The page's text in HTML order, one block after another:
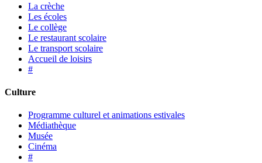
La crèche
Les écoles
Le collège
Le restaurant scolaire
Le transport scolaire
Accueil de loisirs
#
Culture
Programme culturel et animations estivales
Médiathèque
Musée
Cinéma
#